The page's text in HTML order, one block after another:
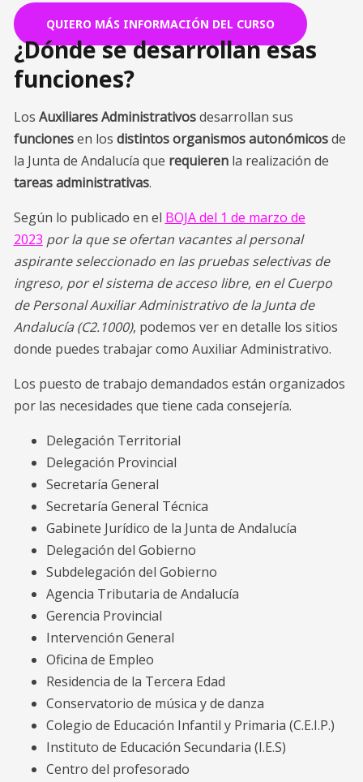
QUIERO MÁS INFORMACIÓN DEL CURSO
¿Dónde se desarrollan esas
funciones?
Los Auxiliares Administrativosdesarrollan sus
funcionesen los distintos organismos autonómicosde
la Junta de Andalucía que requierenla realización de
tareas administrativas.
Según lo publicado en el BOJA del 1 de marzo de
2023 por la que se ofertan vacantes al personal
aspirante seleccionado en las pruebas selectivas de
ingreso, por el sistema de acceso libre, en el Cuerpo
de Personal Auxiliar Administrativo de la Junta de
Andalucía (C2.1000), podemos ver en detalle los sitios
donde puedes trabajar como Auxiliar Administrativo.
Los puesto de trabajo demandados están organizados
por las necesidades que tiene cada consejería.
Delegación Territorial
Delegación Provincial
Secretaría General
Secretaría General Técnica
Gabinete Jurídico de la Junta de Andalucía
Delegación del Gobierno
Subdelegación del Gobierno
Agencia Tributaria de Andalucía
Gerencia Provincial
Intervención General
Oficina de Empleo
Residencia de la Tercera Edad
Conservatorio de música y de danza
Colegio de Educación Infantil y Primaria (C.E.I.P.)
Instituto de Educación Secundaria (I.E.S)
Centro del profesorado